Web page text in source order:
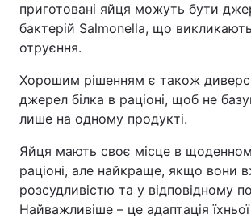
приготовані яйця можуть бути
бактерій Salmonella, що
отруєння.
Хорошим рішенням є також
джерел білка в раціоні, щоб не
лише на одному продукті.
Яйця мають своє місце в
раціоні, але найкраще, якщо вони
розсудливістю та у відповідному
Найважливіше – це адаптація їхньої